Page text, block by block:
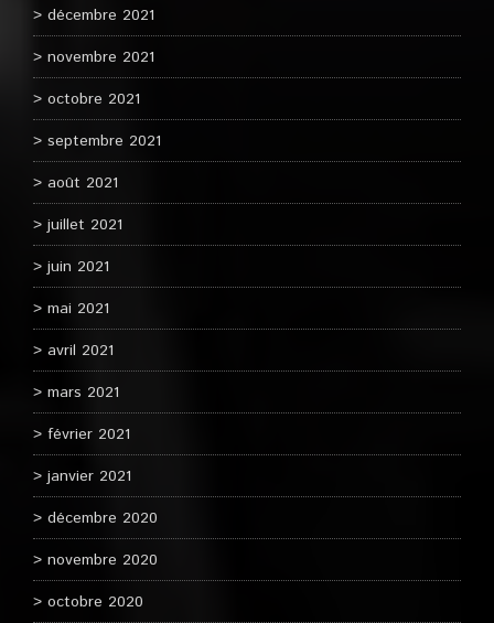
décembre 2021
novembre 2021
octobre 2021
septembre 2021
août 2021
juillet 2021
juin 2021
mai 2021
avril 2021
mars 2021
février 2021
janvier 2021
décembre 2020
novembre 2020
octobre 2020